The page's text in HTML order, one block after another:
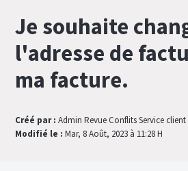
Je souhaite
l'adresse de
ma facture.
Créé par : Admin Revue Conflits Service client
Modifié le : Mar, 8 Août, 2023 à 11:28 H